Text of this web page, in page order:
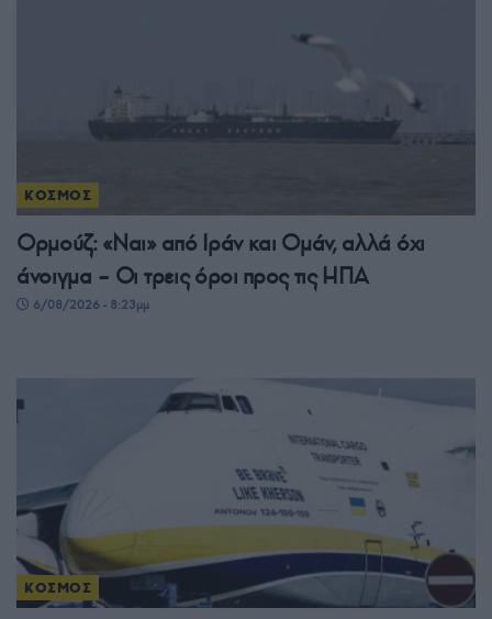
ΚΟΣΜΟΣ
Ορμούζ: «Ναι» από Ιράν και Ομάν, αλλά όχι
άνοιγμα – Οι τρεις όροι προς τις ΗΠΑ
6/08/2026 - 8:23μμ
ΚΟΣΜΟΣ